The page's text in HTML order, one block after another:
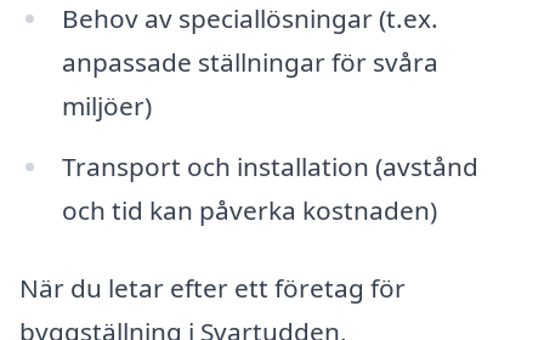
Behov av speciallösningar (t.ex.
anpassade ställningar för svåra
miljöer)
Transport och installation (avstånd
och tid kan påverka kostnaden)
När du letar efter ett företag för
byggställning i Svartudden,